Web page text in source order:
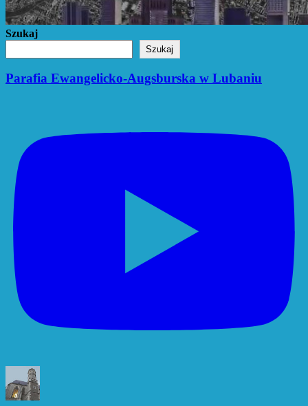
Szukaj
Szukaj
Parafia Ewangelicko-Augsburska w Lubaniu